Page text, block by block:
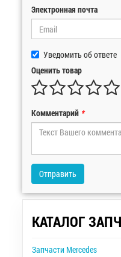
Электронная почта
Уведомить об ответе
Оценить товар
Комментарий *
Отправить
КАТАЛОГ
Запчасти Mercedes